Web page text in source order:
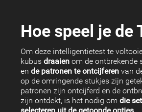
Hoe speel je de
Om deze intelligentietest te
kubusdraaien om de ontbrekende
ende patronen te ontcijferen van
op de omringende stukjes zijn
patronen zijn ontcijferd en de
zijn ontdekt, is het nodig omdie